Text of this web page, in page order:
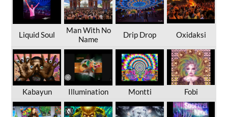
Liquid Soul
Man With No
Name
Drip Drop Oxidaksi
Kabayun Illumination Montti Fobi